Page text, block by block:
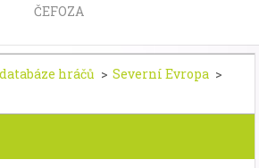
ČEFOZA
hráčů > Severní Evropa >